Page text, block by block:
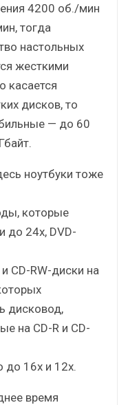
4200 об./мин
тогда
настольных
жесткими
касается
дисков, то
— до 60
ноутбуки тоже
которые
до 24x, DVD-
CD-RW-диски на
дисковод,
на CD-R и CD-
до 16x и 12x.
время